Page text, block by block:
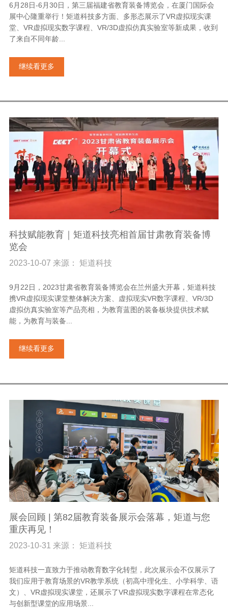
6月28日-6月30日，第三届福建省教育装备博览会，在厦门国际会
展中心隆重举行！矩道科技多方面、多形态展示了VR虚拟现实课
堂、VR虚拟现实数字课程、VR/3D虚拟仿真实验室等新成果，收到
了来自不同年龄...
继续看更多
科技赋能教育｜矩道科技亮相首届甘肃教育装备博
览会
2023-10-07 来源： 矩道科技
9月22日，2023甘肃省教育装备博览会在兰州盛大开幕，矩道科技
携VR虚拟现实课堂整体解决方案、虚拟现实VR数字课程、VR/3D
虚拟仿真实验室等产品亮相，为教育蓝图的装备板块提供技术赋
能，为教育与装备...
继续看更多
展会回顾 | 第82届教育装备展示会落幕，矩道与您
重庆再见！
2023-10-31 来源： 矩道科技
矩道科技一直致力于推动教育数字化转型，此次展示会不仅展示了
我们应用于教育场景的VR教学系统（初高中理化生、小学科学、语
文）、VR虚拟现实课堂，还展示了VR虚拟现实数字课程在常态化
与创新型课堂的应用场景...